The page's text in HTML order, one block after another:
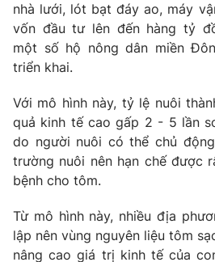
Câu chuyện quốc tế
Tài chính
Thị trường
Góc doanh nghiệp
Dữ liệu và đời sống
Truyền hình
Phim VTV
Hậu trường
Nhân vật
Giải sao mai
Giải trí
Điện ảnh
Âm nhạc
Sao
Đời sống
Du lịch
Làm đẹp
Chất lượng cuộc sống
Tuyển sinh
Công nghệ
nhà lưới, lót bạt đáy ao, máy
vốn đầu tư lên đến hàng tỷ
một số hộ nông dân miền
triển khai.
Với mô hình này, tỷ lệ nuôi
quả kinh tế cao gấp 2 - 5 lần
do người nuôi có thể chủ
trường nuôi nên hạn chế được
bệnh cho tôm.
Từ mô hình này, nhiều địa
lập nên vùng nguyên liệu tôm
nâng cao giá trị kinh tế của